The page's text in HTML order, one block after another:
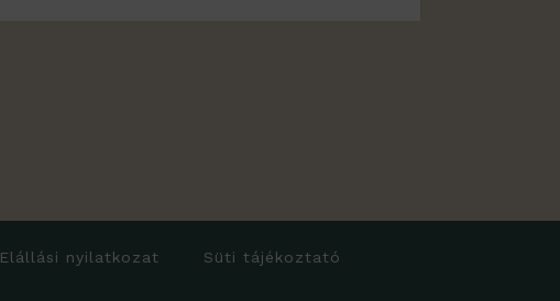
Elállási nyilatkozat Süti tájékoztató